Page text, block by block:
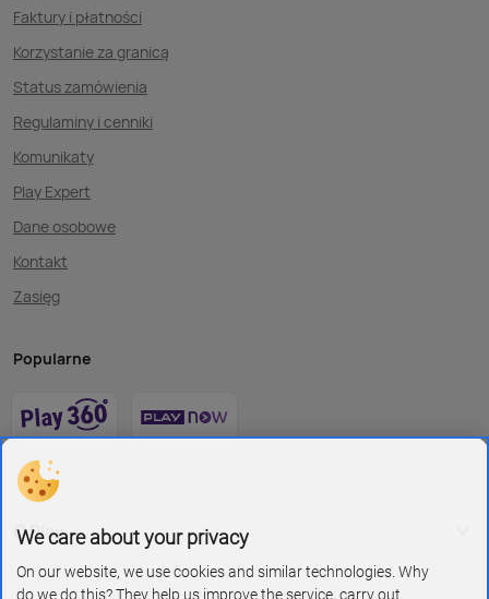
Faktury i płatności
Korzystanie za granicą
Status zamówienia
Regulaminy i cenniki
Komunikaty
Play Expert
Dane osobowe
Kontakt
Zasięg
Popularne
O Play
We care about your privacy
On our website, we use cookies and similar technologies. Why
do we do this? They help us improve the service, carry out